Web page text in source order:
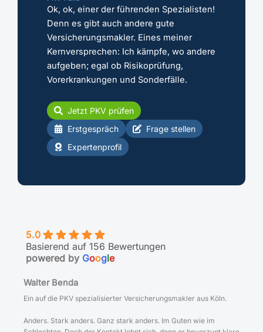
Ok, ok, einer der führenden Spezialisten!
Denn es gibt auch andere gute
Versicherungsmakler. Eines meiner
Kernversprechen: Ich kämpfe, wo andere
aufgeben; egal ob Risikoprüfung,
Vorerkrankungen und Sonderfälle.
Jetzt PKV prüfen
Erstgespräch
Frage stellen
Expertenprofil
5.0
Basierend auf 156 Bewertungen
powered by Google
Walter Benda
Ein auf die PKV spezialisierter Versicherungsmakler aus Köln.
Anders. Stark anders. Ganz stark anders. Im Guten wie im